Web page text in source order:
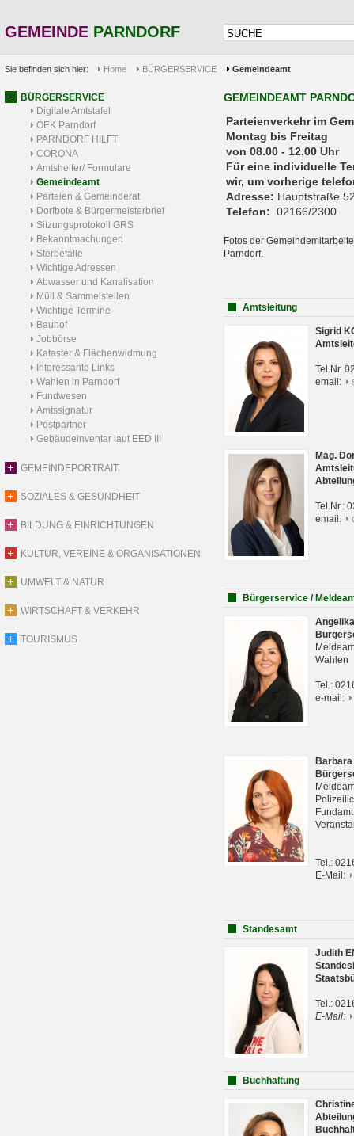
GEMEINDE PARNDORF
Sie befinden sich hier: Home BÜRGERSERVICE Gemeindeamt
BÜRGERSERVICE
Digitale Amtstafel
ÖEK Parndorf
PARNDORF HILFT
CORONA
Amtshelfer/ Formulare
Gemeindeamt
Parteien & Gemeinderat
Dorfbote & Bürgermeisterbrief
Sitzungsprotokoll GRS
Bekanntmachungen
Sterbefälle
Wichtige Adressen
Abwasser und Kanalisation
Müll & Sammelstellen
Wichtige Termine
Bauhof
Jobbörse
Kataster & Flächenwidmung
Interessante Links
Wahlen in Parndorf
Fundwesen
Amtssignatur
Postpartner
Gebäudeinventar laut EED III
GEMEINDEPORTRAIT
SOZIALES & GESUNDHEIT
BILDUNG & EINRICHTUNGEN
KULTUR, VEREINE & ORGANISATIONEN
UMWELT & NATUR
WIRTSCHAFT & VERKEHR
TOURISMUS
GEMEINDEAMT
Parteienverkehr
Montag bis Freitag
von 08.00 - 12.00 Uhr
Für eine individuelle
wir, um vorherige
Adresse: Hauptstraße
Telefon: 02166/2300
Fotos der
Parndorf.
Amtsleitung
Sigrid
Tel.Nr.
email:
Mag.
Tel.Nr.:
email:
Bürgerservice /
Wahlen
Tel.:
e-mail:
Tel.:
E-Mail:
Standesamt
Judith
Tel.:
E-Mail:
Buchhaltung